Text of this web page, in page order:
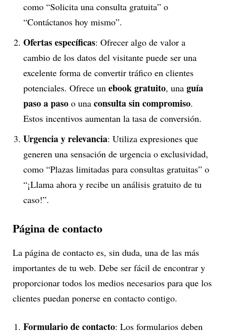
como “Solicita una consulta gratuita” o
“Contáctanos hoy mismo”.
Ofertas específicas: Ofrecer algo de valor a
cambio de los datos del visitante puede ser una
excelente forma de convertir tráfico en clientes
potenciales. Ofrece un ebook gratuito, una guía
paso a paso o una consulta sin compromiso.
Estos incentivos aumentan la tasa de conversión.
Urgencia y relevancia: Utiliza expresiones que
generen una sensación de urgencia o exclusividad,
como “Plazas limitadas para consultas gratuitas” o
“¡Llama ahora y recibe un análisis gratuito de tu
caso!”.
Página de contacto
La página de contacto es, sin duda, una de las más
importantes de tu web. Debe ser fácil de encontrar y
proporcionar todos los medios necesarios para que los
clientes puedan ponerse en contacto contigo.
Formulario de contacto: Los formularios deben